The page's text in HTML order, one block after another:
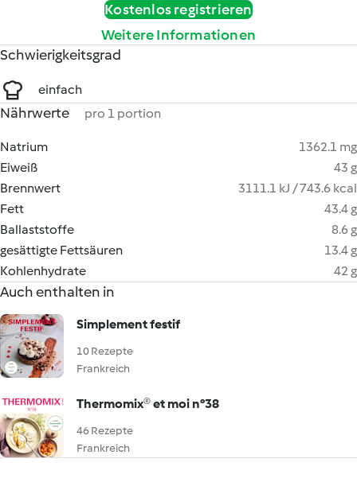
Kostenlos registrieren
Weitere Informationen
Schwierigkeitsgrad
einfach
Nährwerte pro 1 portion
Natrium
1362.1 mg
Eiweiß
43 g
Brennwert
3111.1 kJ / 743.6 kcal
Fett
43.4 g
Ballaststoffe
8.6 g
gesättigte Fettsäuren
13.4 g
Kohlenhydrate
42 g
Auch enthalten in
Simplement festif
10 Rezepte
Frankreich
Thermomix® et moi n°38
46 Rezepte
Frankreich